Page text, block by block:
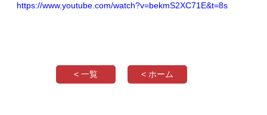
https://www.youtube.com/watch?v=bekmS2XC71E&t=8s
< 一覧 < ホーム